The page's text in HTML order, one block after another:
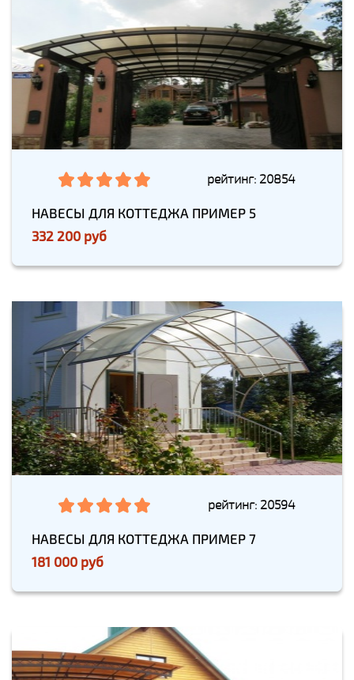
рейтинг: 20854
НАВЕСЫ ДЛЯ КОТТЕДЖА ПРИМЕР 5
332 200 руб
рейтинг: 20594
НАВЕСЫ ДЛЯ КОТТЕДЖА ПРИМЕР 7
181 000 руб